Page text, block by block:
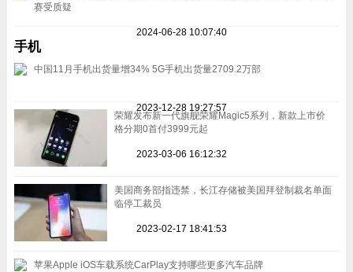
赛受质疑
2024-06-28 10:07:40
手机
中国11月手机出货量增34% 5G手机出货量2709.2万部
2023-12-28 19:27:57
荣耀发布新一代旗舰荣耀Magic5系列，新款上市价
格分期0首付3999元起
2023-03-06 16:12:32
美国商务部指违禁，长江存储被美国拜登制裁名单面
临停工裁员
2023-02-17 18:41:53
苹果Apple iOS车载系统CarPlay支持哪些更多汽车品牌